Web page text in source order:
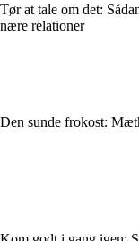
Tør at tale om det:
nære relationer
Den sunde frokost: